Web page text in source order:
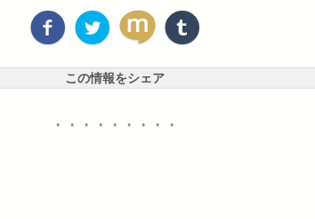
この情報をシェア
・・・・・・・・・